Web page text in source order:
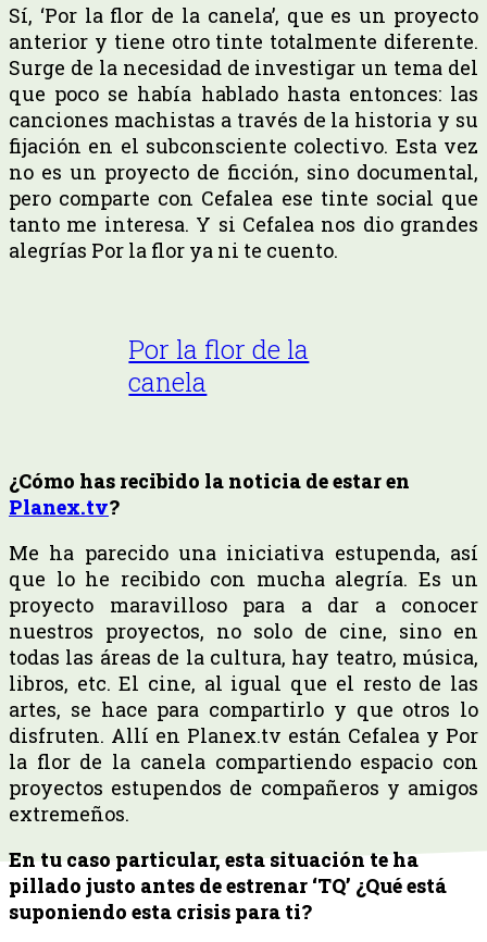
Sí, ‘Por la flor de la canela’, que es un proyecto
anterior y tiene otro tinte totalmente diferente.
Surge de la necesidad de investigar un tema del
que poco se había hablado hasta entonces: las
canciones machistas a través de la historia y su
fijación en el subconsciente colectivo. Esta vez
no es un proyecto de ficción, sino documental,
pero comparte con Cefalea ese tinte social que
tanto me interesa. Y si Cefalea nos dio grandes
alegrías Por la flor ya ni te cuento.
Por la flor de la
canela
¿Cómo has recibido la noticia de estar en
Planex.tv?
Me ha parecido una iniciativa estupenda, así
que lo he recibido con mucha alegría. Es un
proyecto maravilloso para a dar a conocer
nuestros proyectos, no solo de cine, sino en
todas las áreas de la cultura, hay teatro, música,
libros, etc. El cine, al igual que el resto de las
artes, se hace para compartirlo y que otros lo
disfruten. Allí en Planex.tv están Cefalea y Por
la flor de la canela compartiendo espacio con
proyectos estupendos de compañeros y amigos
extremeños.
En tu caso particular, esta situación te ha
pillado justo antes de estrenar ‘TQ’ ¿Qué está
suponiendo esta crisis para ti?